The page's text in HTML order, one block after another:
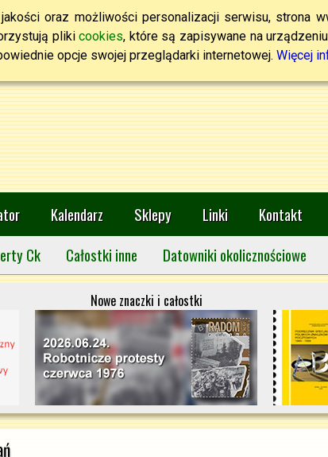
oraz możliwości personalizacji serwisu, strona
plikicookies, które są zapisywane na
opcje swojej przeglądarki internetowej. Więcej
Kalendarz Sklepy Linki Kontakt
Ck Całostki inne Datowniki okolicznościowe
Nowe znaczki i całostki